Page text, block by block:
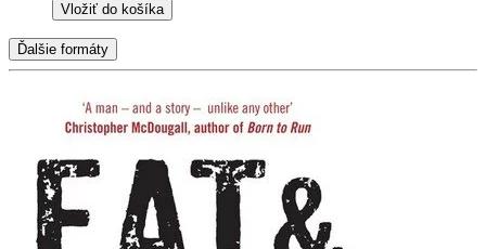
Vložiť do košíka
Ďalšie formáty